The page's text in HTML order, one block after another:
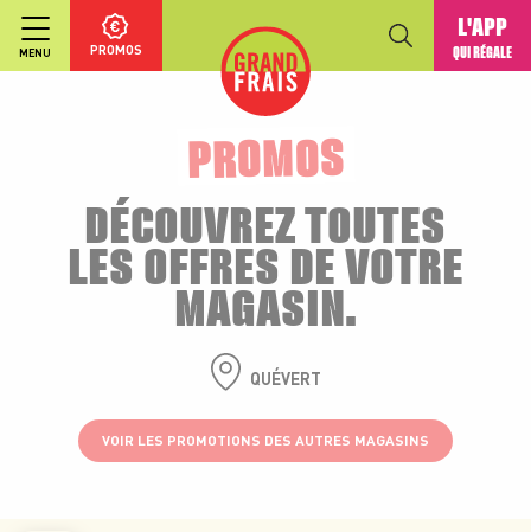
MENU PROMOS
L'APP
QUI RÉGALE
PROMOS
DÉCOUVREZ TOUTES
LES OFFRES DE VOTRE
MAGASIN.
QUÉVERT
VOIR LES PROMOTIONS DES AUTRES MAGASINS